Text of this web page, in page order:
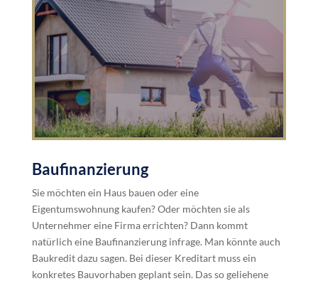
Baufinanzierung
Sie möchten ein Haus bauen oder eine
Eigentumswohnung kaufen? Oder möchten sie als
Unternehmer eine Firma errichten? Dann kommt
natürlich eine Baufinanzierung infrage. Man könnte auch
Baukredit dazu sagen. Bei dieser Kreditart muss ein
konkretes Bauvorhaben geplant sein. Das so geliehene